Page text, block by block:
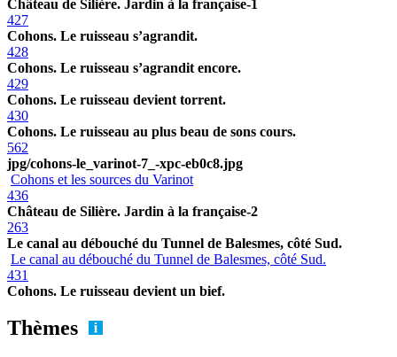
Château de Silière. Jardin à la française-1
427
Cohons. Le ruisseau s’agrandit.
428
Cohons. Le ruisseau s’agrandit encore.
429
Cohons. Le ruisseau devient torrent.
430
Cohons. Le ruisseau au plus beau de sons cours.
562
jpg/cohons-le_varinot-7_-xpc-eb0c8.jpg
Cohons et les sources du Varinot
436
Château de Silière. Jardin à la française-2
263
Le canal au débouché du Tunnel de Balesmes, côté Sud.
Le canal au débouché du Tunnel de Balesmes, côté Sud.
431
Cohons. Le ruisseau devient un bief.
Thèmes